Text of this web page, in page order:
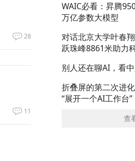
28
11
WAIC必看：昇腾
万亿参数大模型
对话北京大学叶春
跃珠峰8861米助力
别人还在聊AI，看
折叠屏的第二次进
“展开一个AI工作台”
查